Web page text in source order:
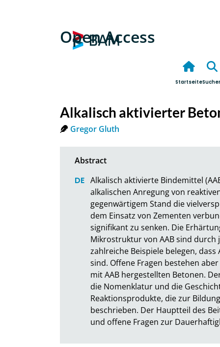
Open Access
Startseite
Alkalisch aktivierter
Gregor Gluth
Alkalisch aktivierte Bindemittel
alkalischen Anregung von
gegenwärtigem Stand die
dem Einsatz von Zementen
signifikant zu senken. Die
Mikrostruktur von AAB sind
zahlreiche Beispiele belegen,
sind. Offene Fragen bestehen
mit AAB hergestellten Betonen.
die Nomenklatur und die
Reaktionsprodukte, die zur
beschrieben. Der Hauptteil des
und offene Fragen zur